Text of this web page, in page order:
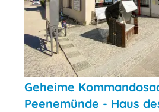
Geheime
Peenemünde - Haus